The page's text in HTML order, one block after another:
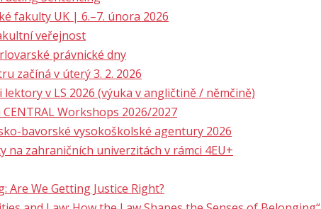
fakulty UK | 6.–7. února 2026
veřejnost
právnické dny
začíná v úterý 3. 2. 2026
v LS 2026 (výuka v angličtině / němčině)
Workshops 2026/2027
bavorské vysokoškolské agentury 2026
zahraničních univerzitách v rámci 4EU+
Are We Getting Justice Right?